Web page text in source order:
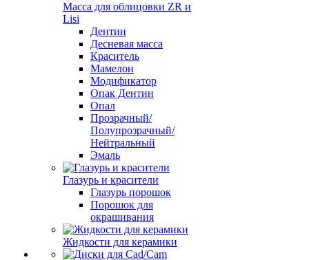
Масса для облицовки ZR и
Lisi
Дентин
Десневая масса
Краситель
Мамелон
Модификатор
Опак Дентин
Опал
Прозрачный/
Полупрозрачный/
Нейтральный
Эмаль
Глазурь и красители
Глазурь порошок
Порошок для
окрашивания
Жидкости для керамики